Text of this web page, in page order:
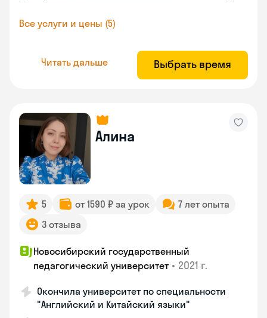
Все услуги и цены (5)
Читать дальше Выбрать время
Алина
5 от 1590 ₽ за урок
7 лет опыта
3 отзыва
Новосибирский государственный
педагогический университет • 2021 г.
Окончила университет по специальности
"Английский и Китайский языки"